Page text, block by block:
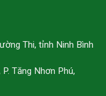
Thi, tỉnh Ninh Bình
Tăng Nhơn Phú,